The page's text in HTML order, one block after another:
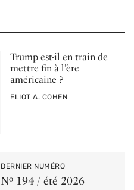
Trump est-il en train de
mettre fin à l’ère
américaine ?
PAR
ELIOT A. COHEN
DERNIER NUMÉRO
Nº 194 / été 2026